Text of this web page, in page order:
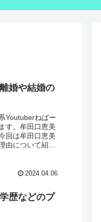
婚や結婚の
Youtuberねぱー
す。牟田口恵美
回は牟田口恵美
由について紹介
2024.04.06
歴などのプ